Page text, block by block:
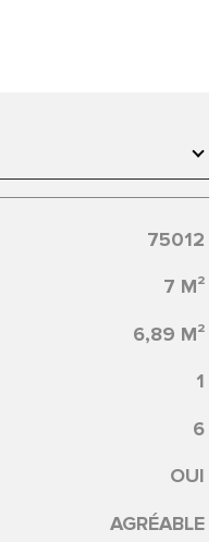
75012
7 M²
6,89 M²
1
6
OUI
AGRÉABLE